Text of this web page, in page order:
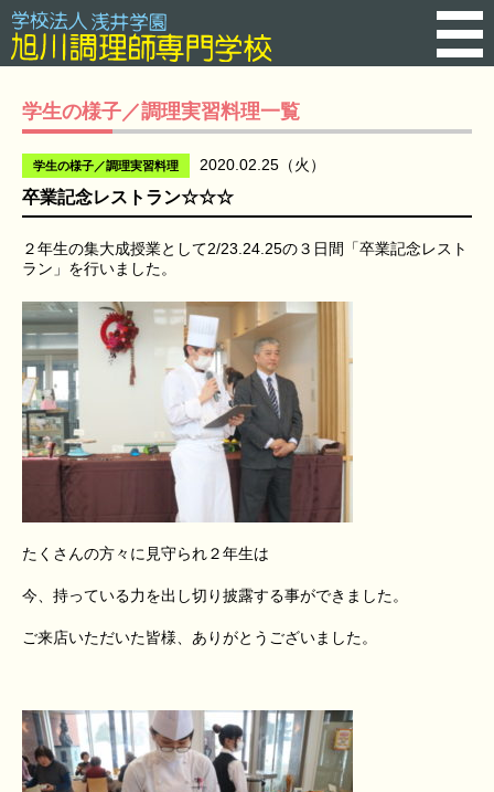
学生の様子／調理実習料理一覧
学生の様子／調理実習料理 2020.02.25（火）
卒業記念レストラン☆☆☆
２年生の集大成授業として2/23.24.25の３日間「卒業記念レスト
ラン」を行いました。
たくさんの方々に見守られ２年生は
今、持っている力を出し切り披露する事ができました。
ご来店いただいた皆様、ありがとうございました。